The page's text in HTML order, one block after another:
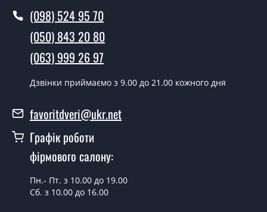
Чи можна на сьогодні викликати
замірника?
Так можна.
У вас є в наявності готові двері
дверей.
Яка вартість найдешевших вхідних
дверей?
(098) 524 95 70
(050) 843 20 80
(063) 999 26 97
Дзвінки приймаємо з 9.00 до 21.00 кожного дня
favoritdveri@ukr.net
Графік роботи
фірмового салону:
Пн.- Пт. з 10.00 до 19.00
Сб. з 10.00 до 16.00